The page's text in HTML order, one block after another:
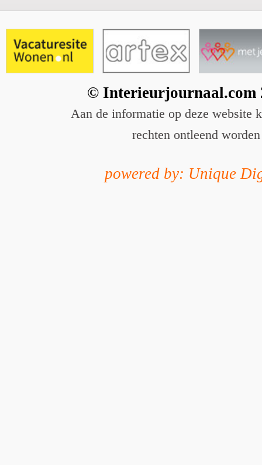
© Interieurjournaal.com
Aan de informatie op deze website
rechten ontleend worden
powered by: Unique